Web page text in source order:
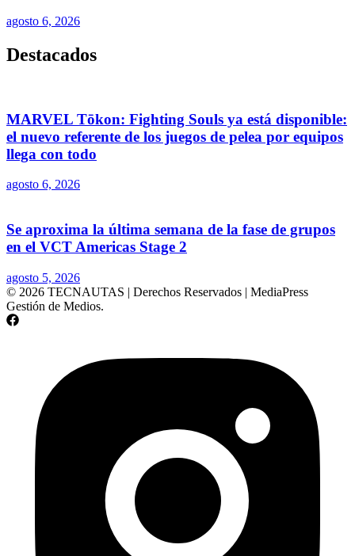
agosto 6, 2026
Destacados
MARVEL Tōkon: Fighting Souls ya está disponible:
el nuevo referente de los juegos de pelea por equipos
llega con todo
agosto 6, 2026
Se aproxima la última semana de la fase de grupos
en el VCT Americas Stage 2
agosto 5, 2026
© 2026 TECNAUTAS | Derechos Reservados | MediaPress
Gestión de Medios.